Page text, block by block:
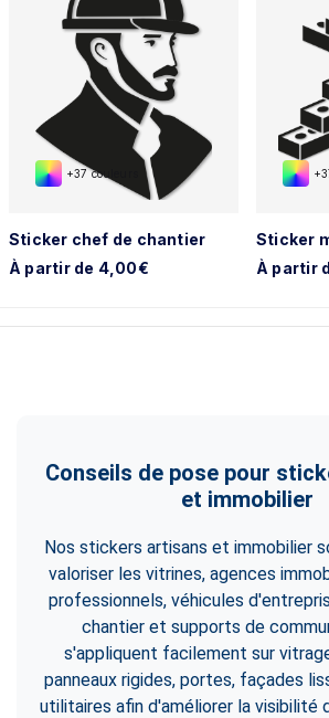
+37 couleurs
Sticker chef de chantier
À partir de 4,00€
Sticker
À partir
Conseils de pose pour
et immobilier
Nos stickers artisans et immobilier
valoriser les vitrines, agences
professionnels, véhicules
chantier et supports de
s'appliquent facilement sur
panneaux rigides, portes, façades
utilitaires afin d'améliorer la visibilité